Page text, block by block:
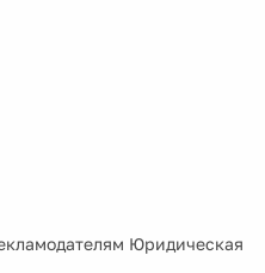
Юридическая